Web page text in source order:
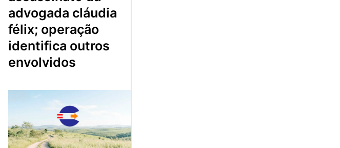
advogada cláudia
félix; operação
identifica outros
envolvidos